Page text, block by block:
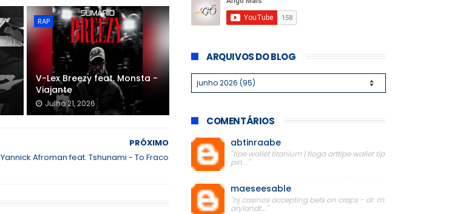
RAP
V-Lex Breezy feat. Monsta -
Viajante
Julho 21, 2026
PRÓXIMO
Yannick Afroman feat. Tshunami - To Fraco
ARQUIVOS DO BLOG
COMENTÁRIOS
abtinraabe
"tipe wallet titanium | tioga arttipe wallet tip
pin..."
maeseesable
"nj casinos accepting bets on craps - dr. m
arylandt..."